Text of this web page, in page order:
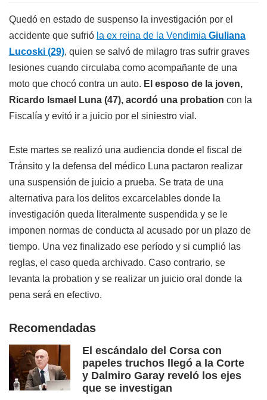
Quedó en estado de suspenso la investigación por el
accidente que sufrió la ex reina de la Vendimia Giuliana
Lucoski (29), quien se salvó de milagro tras sufrir graves
lesiones cuando circulaba como acompañante de una
moto que chocó contra un auto. El esposo de la joven,
Ricardo Ismael Luna (47), acordó una probation con la
Fiscalía y evitó ir a juicio por el siniestro vial.
Este martes se realizó una audiencia donde el fiscal de
Tránsito y la defensa del médico Luna pactaron realizar
una suspensión de juicio a prueba. Se trata de una
alternativa para los delitos excarcelables donde la
investigación queda literalmente suspendida y se le
imponen normas de conducta al acusado por un plazo de
tiempo. Una vez finalizado ese período y si cumplió las
reglas, el caso queda archivado. Caso contrario, se
levanta la probation y se realizar un juicio oral donde la
pena será en efectivo.
Recomendadas
El escándalo del Corsa con
papeles truchos llegó a la Corte
y Dalmiro Garay reveló los ejes
que se investigan